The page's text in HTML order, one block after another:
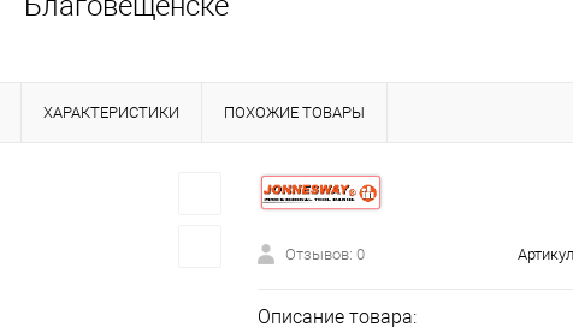
ХАРАКТЕРИСТИКИ ПОХОЖИЕ ТОВАРЫ
Отзывов: 0
Описание товара: